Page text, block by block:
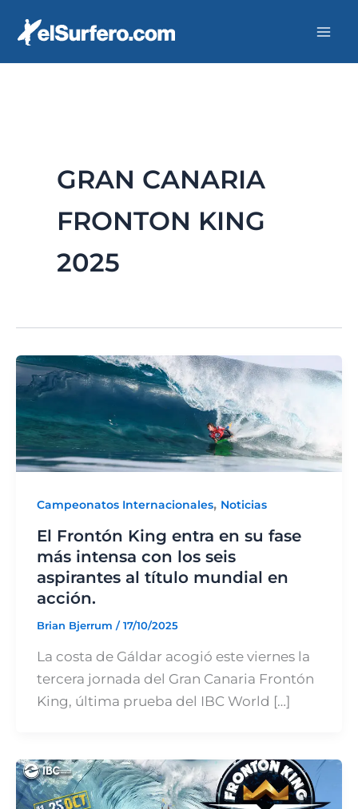
GRAN CANARIA
FRONTON KING
2025
Campeonatos Internacionales, Noticias
El Frontón King entra en su fase
más intensa con los seis
aspirantes al título mundial en
acción.
Brian Bjerrum /17/10/2025
La costa de Gáldar acogió este viernes la
tercera jornada del Gran Canaria Frontón
King, última prueba del IBC World […]